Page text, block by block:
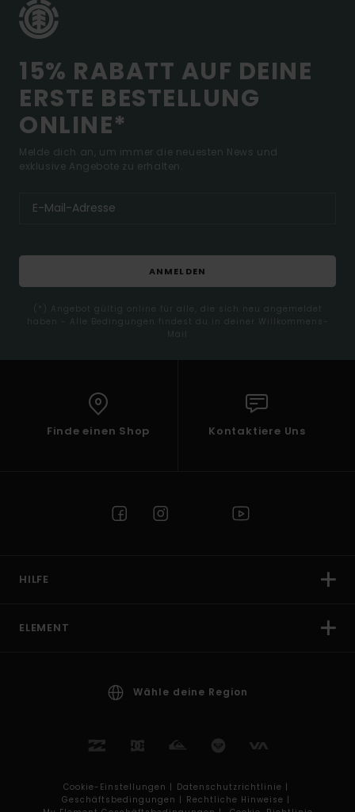
15% RABATT AUF DEINE
ERSTE BESTELLUNG
ONLINE*
Melde dich an, um immer die neuesten News und
exklusive Angebote zu erhalten.
ANMELDEN
(*) Angebot gültig online für alle, die sich neu angemeldet
haben - Alle Bedingungen findest du in deiner Willkommens-
Mail
Finde einen Shop Kontaktiere Uns
HILFE
ELEMENT
Wähle deine Region
Cookie-Einstellungen | Datenschutzrichtlinie |
Geschäftsbedingungen | Rechtliche Hinweise |